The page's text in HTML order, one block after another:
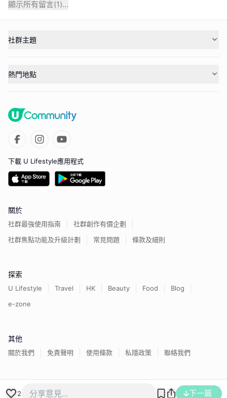
顯示所有留言(1)...
2 下一篇
社群主題
熱門地點
下載 U Lifestyle應用程式
關於
社群最強使用指南
社群創作有價企劃
社群焦點功能及升級計劃
常見問題 條款及細則
探索
U Lifestyle Travel HK Beauty Food
Blog
e-zone
其他
關於我們 免責聲明 使用條款 私隱政策 聯絡我們
香港經濟日報版權所有©